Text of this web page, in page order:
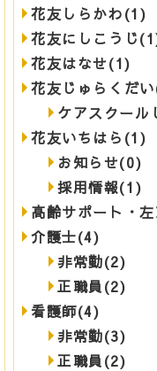
花友しらかわ(1)
花友にしこうじ
花友はなせ(1)
花友じゅらくだ
ケアスクー
花友いちはら(1)
お知らせ(0)
採用情報(1)
高齢サポート・
介護士(4)
非常勤(2)
正職員(2)
看護師(4)
非常勤(3)
正職員(2)